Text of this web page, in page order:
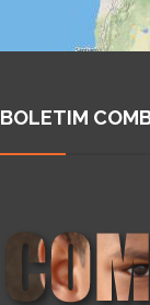
BOLETIM